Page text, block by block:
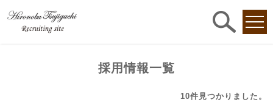
採用情報一覧
10件 見つかりました。